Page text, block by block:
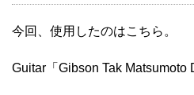
今回、使用したのはこちら。
Guitar「Gibson Tak Matsumoto